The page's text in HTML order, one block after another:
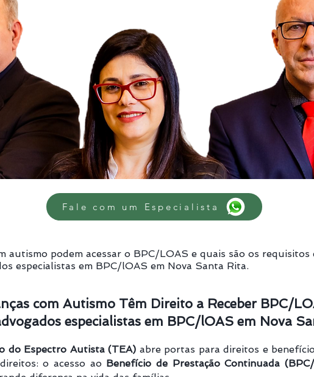
Fale com um Especialista
autismo podem acessar o BPC/LOAS e quais são os requisitos
especialistas em BPC/lOAS em Nova Santa Rita.
com Autismo Têm Direito a Receber BPC/
especialistas em BPC/lOAS em Nova
do Espectro Autista (TEA) abre portas para direitos e
o acesso ao Benefício de Prestação Continuada